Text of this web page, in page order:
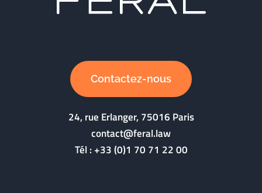
Contactez-nous
24, rue Erlanger, 75016 Paris
contact@feral.law
Tél :+33 (0)1 70 71 22 00